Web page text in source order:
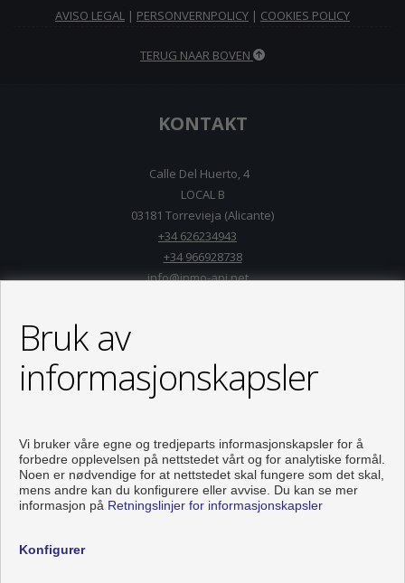
AVISO LEGAL | PERSONVERNPOLICY | COOKIES POLICY
TERUG NAAR BOVEN
KONTAKT
Calle Del Huerto, 4
LOCAL B
03181 Torrevieja (Alicante)
+34 626234943
+34 966928738
info@inmo-api.net
Flats and houses for sale in Torrevieja
Bruk av
informasjonskapsler
Vi bruker våre egne og tredjeparts informasjonskapsler for å
forbedre opplevelsen på nettstedet vårt og for analytiske formål.
Noen er nødvendige for at nettstedet skal fungere som det skal,
mens andre kan du konfigurere eller avvise. Du kan se mer
informasjon på Retningslinjer for informasjonskapsler
Konfigurer